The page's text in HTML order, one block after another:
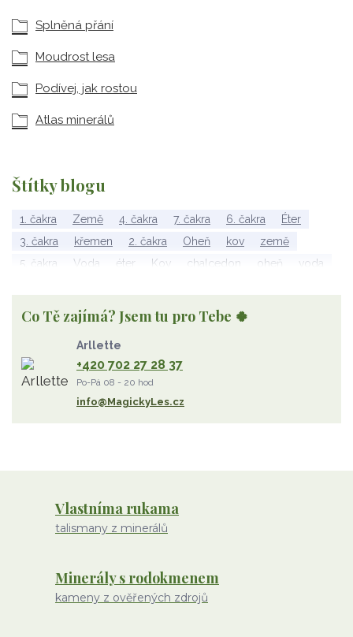
Splněná přání
Moudrost lesa
Podívej, jak rostou
Atlas minerálů
Štítky blogu
1. čakra Země 4. čakra 7. čakra 6. čakra
Éter
3. čakra
křemen 2. čakra Oheň kov
země
5. čakra
Voda éter Kov chalcedon oheň
voda
Wu Xing
apatit
diamant
olivín
želva jahodový křemen
rodochrozit
červený achát
Co Tě zajímá? Jsem tu pro Tebe 🍀
Arllette
+420 702 27 28 37
Po-Pá 08 - 20 hod
info@MagickyLes.cz
Vlastníma rukama
talismany z minerálů
Minerály s rodokmenem
kameny z ověřených zdrojů